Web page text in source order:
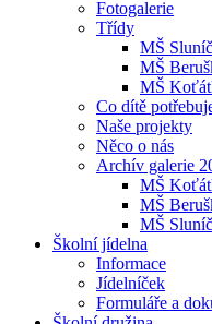
Fotogalerie
Třídy
MŠ
MŠ
MŠ
Co dítě
Naše projekty
Něco o nás
Archív galerie
MŠ
MŠ
MŠ
Školní jídelna
Informace
Jídelníček
Formuláře a